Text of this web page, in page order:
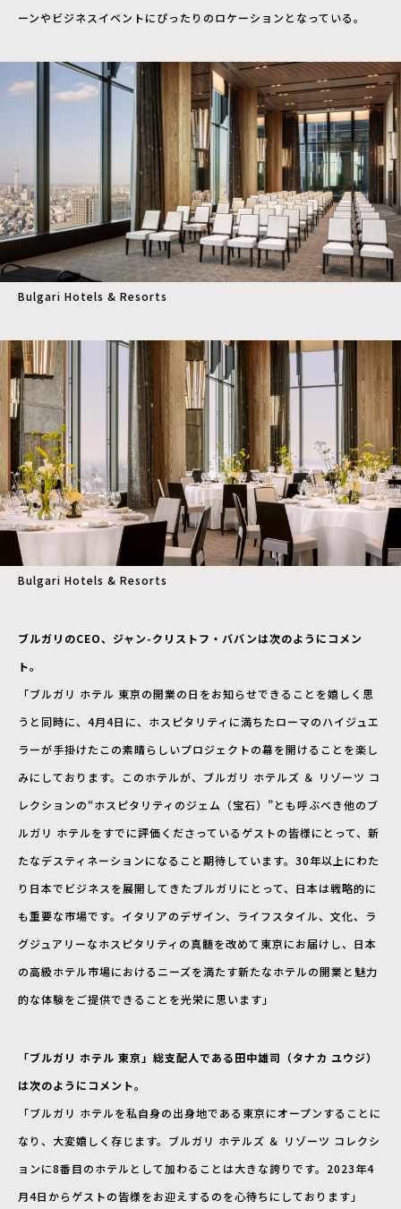
ーンやビジネスイベントにぴったりのロケーションとなっている。
Bulgari Hotels & Resorts
Bulgari Hotels & Resorts
ブルガリのCEO、ジャン-クリストフ・ババンは次のようにコメン
ト。
「ブルガリ ホテル 東京の開業の日をお知らせできることを嬉しく思
うと同時に、4月4日に、ホスピタリティに満ちたローマのハイジュエ
ラーが手掛けたこの素晴らしいプロジェクトの幕を開けることを楽し
みにしております。このホテルが、ブルガリ ホテルズ ＆ リゾーツ コ
レクションの“ホスピタリティのジェム（宝石）”とも呼ぶべき他のブ
ルガリ ホテルをすでに評価くださっているゲストの皆様にとって、新
たなデスティネーションになること期待しています。30年以上にわた
り日本でビジネスを展開してきたブルガリにとって、日本は戦略的に
も重要な市場です。イタリアのデザイン、ライフスタイル、文化、ラ
グジュアリーなホスピタリティの真髄を改めて東京にお届けし、日本
の高級ホテル市場におけるニーズを満たす新たなホテルの開業と魅力
的な体験をご提供できることを光栄に思います」
「ブルガリ ホテル 東京」総支配人である田中雄司（タナカ ユウジ）
は次のようにコメント。
「ブルガリ ホテルを私自身の出身地である東京にオープンすることに
なり、大変嬉しく存じます。ブルガリ ホテルズ ＆ リゾーツ コレクシ
ョンに8番目のホテルとして加わることは大きな誇りです。2023年4
月4日からゲストの皆様をお迎えするのを心待ちにしております」